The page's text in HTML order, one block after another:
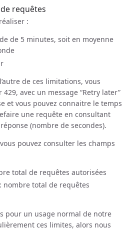
requêtes
:
de 5 minutes, soit en moyenne
de ces limitations, vous
429, avec un message “Retry later”
et vous pouvez connaitre le temps
une requête en consultant
(nombre de secondes).
pouvez consulter les champs
total de requêtes autorisées
nombre total de requêtes
pour un usage normal de notre
ces limites, alors nous